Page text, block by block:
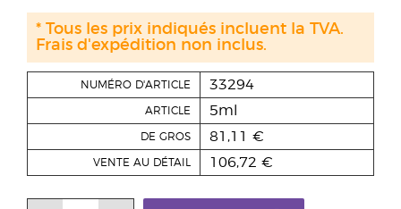
NUMÉRO D'ARTICLE 33294
ARTICLE 5ml
DE GROS 81,11 €
VENTE AU DÉTAIL 106,72 €
* Tous les prix indiqués incluent la TVA.
Frais d'expédition non inclus.